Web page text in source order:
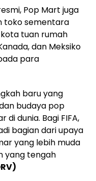
Pop Mart juga
toko sementara
tuan rumah
dan Meksiko
para
baru yang
budaya pop
dunia. Bagi FIFA,
bagian dari upaya
yang lebih muda
yang tengah